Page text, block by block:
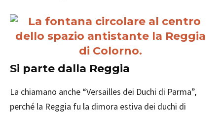
Si parte dalla Reggia
La chiamano anche “Versailles dei Duchi di Parma”,
perché la Reggia fu la dimora estiva dei duchi di